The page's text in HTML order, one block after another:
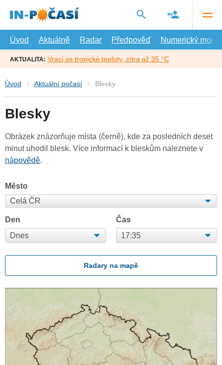
hlavní
Úvod
Aktuálně Radar Předpověď Numerický model
AKTUALITA: Vrací se tropické teploty, zítra až 35 °C
Úvod Aktuální počasí Blesky
Blesky
Obrázek znázorňuje místa (černě), kde za posledních deset
minut uhodil blesk. Více informací k bleskům naleznete v
nápovědě.
Město
Den Čas
Radary na mapě